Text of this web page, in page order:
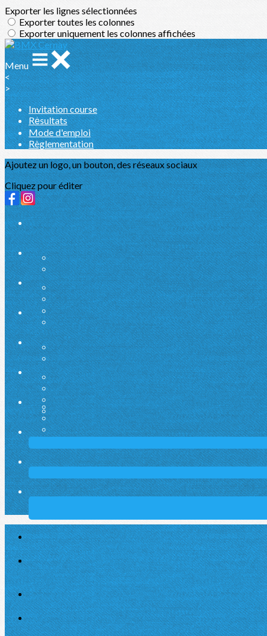
Exporter les lignes sélectionnées
Exporter toutes les colonnes
Exporter uniquement les colonnes affichées
Menu
<
>
Invitation course
Rėsultats
Mode d'emploi
Règlementation
Ajoutez un logo, un bouton, des réseaux sociaux
Cliquez pour éditer